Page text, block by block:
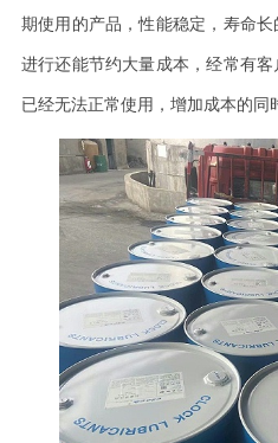
期使用的产品，性能稳定，寿命
进行还能节约大量成本，经常有
已经无法正常使用，增加成本的同